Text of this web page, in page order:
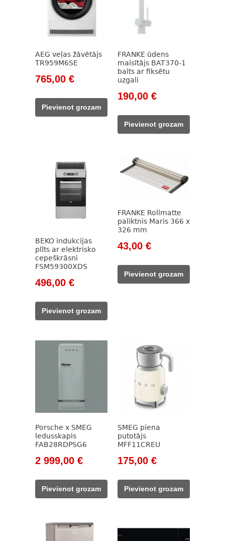
AEG veļas žāvētājs
TR959M6SE
Original
was:
1
765,00 €Current
765,00 €.
Pievienot grozam
FRANKE ūdens
maisītājs BAT370-1
balts ar fiksētu
uzgali
Original
was:
331,00 €.
190,00 €Current
190,00 €.
Pievienot grozam
BEKO indukcijas
plīts ar elektrisko
cepeškrāsni
FSM59300XDS
Original
was:
890,00 €.
496,00 €Current
496,00 €.
Pievienot grozam
FRANKE Rollmatte
paliktnis Maris 366 x
326 mm
Original
was:
57,00 €.
43,00 €Current
Pievienot grozam
Porsche x SMEG
ledusskapis
FAB28RDPSG6
Original
was:
3
2 999,00 €Current
Pievienot grozam
SMEG piena
putotājs
MFF11CREU
Original
was:
212,00 €.
175,00 €Current
175,00 €.
Pievienot grozam